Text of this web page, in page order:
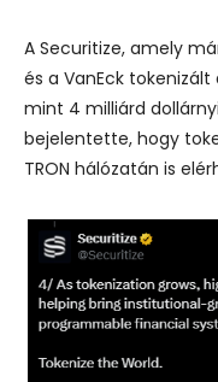
A Securitize, amely már
és a VanEck
mint 4 milliárd
bejelentette, hogy
TRON hálózatán is